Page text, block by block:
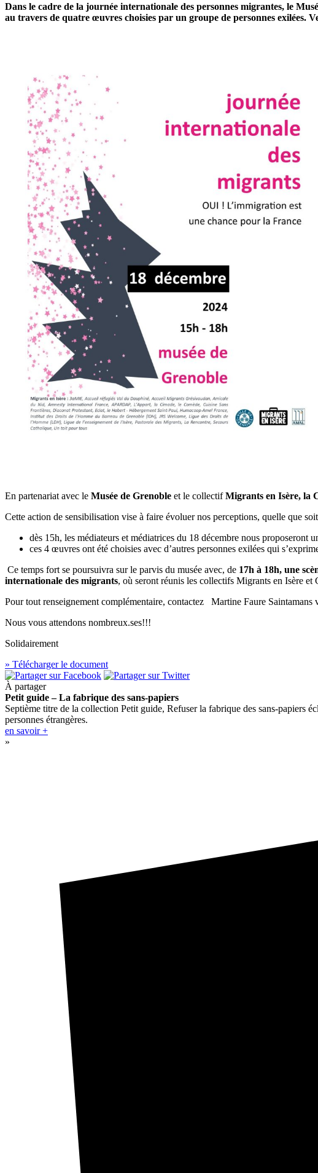
Dans le cadre de la journée internationale des personnes migrantes, le
au travers de quatre œuvres choisies par un groupe de personnes exilées.
En partenariat avec le Musée de Grenoble et le collectifMigrants en Isère, la
Cette action de sensibilisation vise à faire évoluer nos perceptions, quelle que
dès 15h, les médiateurs et médiatrices du 18 décembre nous proposeront
ces 4 œuvres ont été choisies avec d’autres personnes exilées qui
Ce temps fort se poursuivra sur le parvis du musée avec, de 17h à 18h, une
internationale des migrants, où seront réunis les collectifs Migrants en Isère
Pour tout renseignement complémentaire, contactez Martine Faure Saintamans
Nous vous attendons nombreux.ses!!!
Solidairement
» Télécharger le document
À partager
Petit guide – La fabrique des sans-papiers
Septième titre de la collection Petit guide, Refuser la fabrique des sans-papiers
personnes étrangères.
en savoir +
»